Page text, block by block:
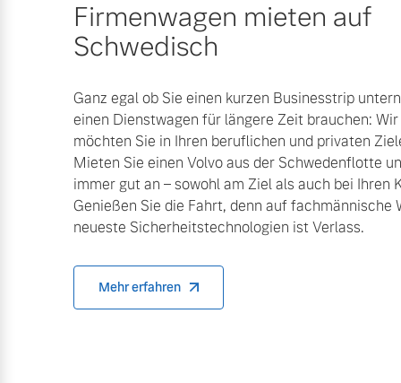
Mehr erfahren
Mehr erfahren
Frühjahrscheck
Entdecken Sie unsere saisonalen
Mehr erfahren
Finanzierung & Leasing
Firmenwagen mieten auf
Schwedisch
Ganz egal ob Sie einen kurzen Businesstrip
einen Dienstwagen für längere Zeit brauchen: Wir
möchten Sie in Ihren beruflichen und privaten
Mieten Sie einen Volvo aus der Schwedenflotte
immer gut an – sowohl am Ziel als auch bei Ihren
Genießen Sie die Fahrt, denn auf fachmännische
neueste Sicherheitstechnologien ist Verlass.
Mehr erfahren